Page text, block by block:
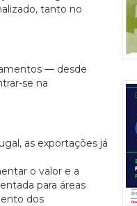
tanto no
— desde
se na
as exportações já
o valor e a
para áreas
dos